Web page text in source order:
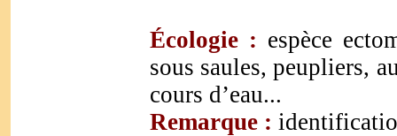
Écologie : espèce
sous saules, peupliers,
cours d’eau...
Remarque :